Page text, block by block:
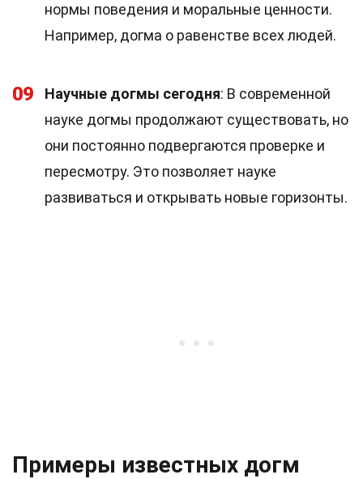
нормы поведения и моральные ценности.
Например, догма о равенстве всех людей.
09 Научные догмы сегодня: В современной
науке догмы продолжают существовать, но
они постоянно подвергаются проверке и
пересмотру. Это позволяет науке
развиваться и открывать новые горизонты.
Примеры известных догм